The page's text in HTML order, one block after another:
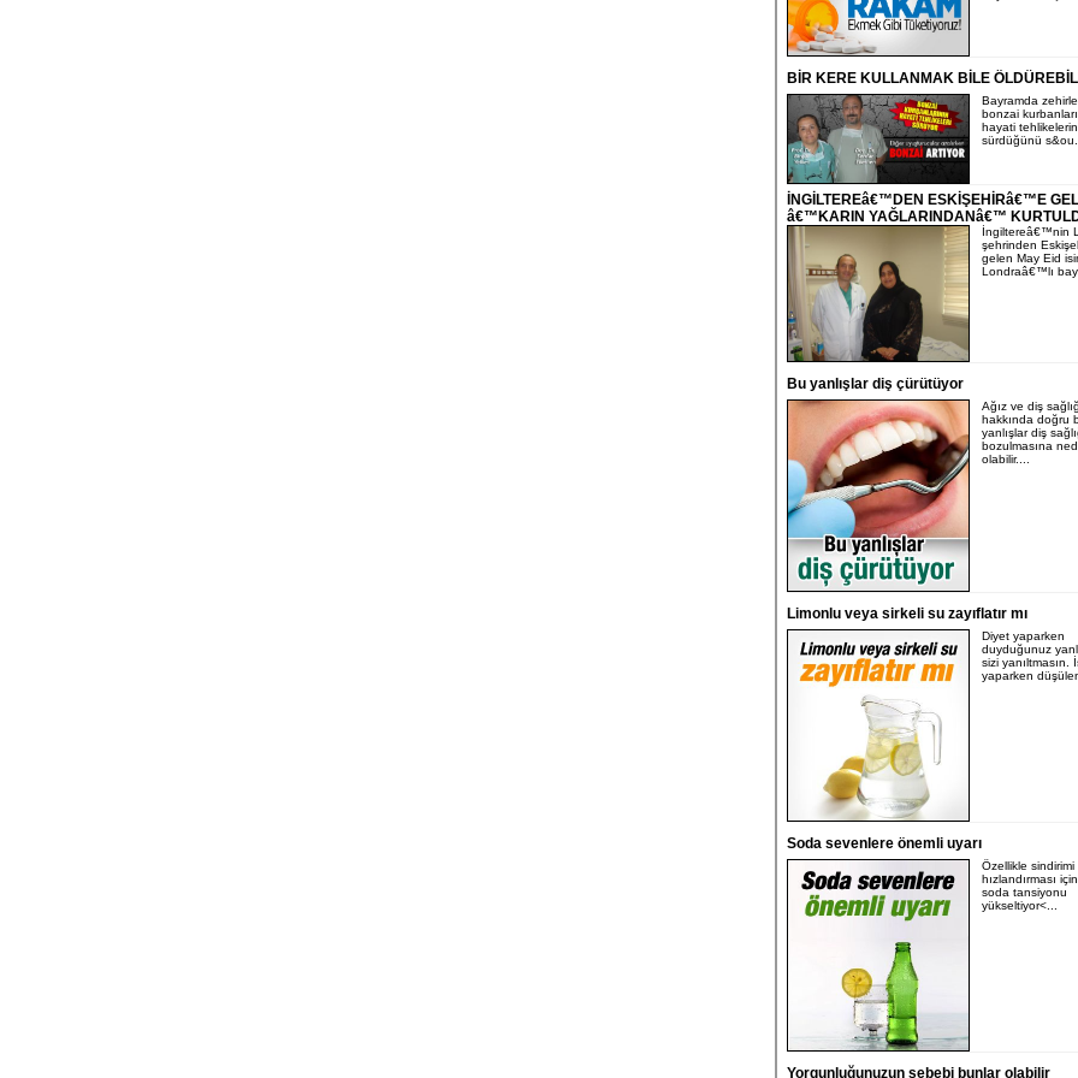
BİR KERE KULLANMAK BİLE
Bayramda
bonzai
hayati
sürdüğünü
İNGİLTEREâ€™DEN ESKİŞEHİRâ€™E
â€™KARIN YAĞLARINDANâ€™
İngiltereâ€™nin
şehrinden
gelen May Eid
Londraâ€™lı
Bu yanlışlar diş çürütüyor
Ağız ve diş
hakkında doğru
yanlışlar diş
bozulmasına
olabilir....
Limonlu veya sirkeli su zayıflatır mı
Diyet yaparken
duyduğunuz
sizi yanıltmasın.
yaparken
Soda sevenlere önemli uyarı
Özellikle sindirimi
hızlandırması
soda tansiyonu
yükseltiyor<...
Yorgunluğunuzun sebebi bunlar olabilir